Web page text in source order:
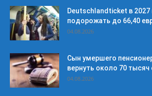
Deutschlandticket в
подорожать до 66,40
04.08.2026
Сын умершего
вернуть около 70 тысяч
04.08.2026